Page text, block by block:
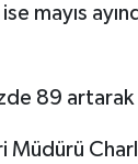
mayıs
89 artarak
Müdürü